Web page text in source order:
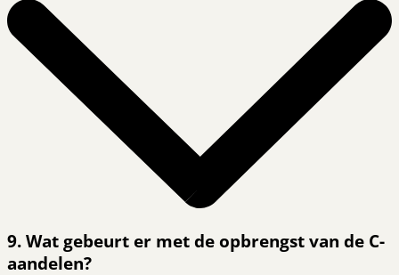
9. Wat gebeurt er met de opbrengst van de C-
aandelen?